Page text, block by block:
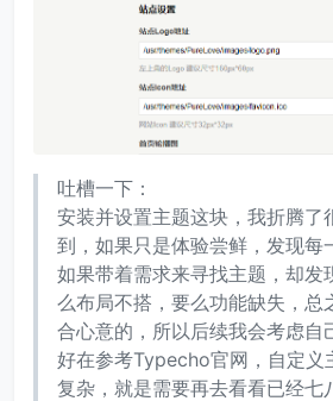
吐槽一下：
安装并设置主题这块，我折腾了
到，如果只是体验尝鲜，发现每
如果带着需求来寻找主题，却发
么布局不搭，要么功能缺失，总
合心意的，所以后续我会考虑自
好在参考Typecho官网，自定义
复杂，就是需要再去看看已经七